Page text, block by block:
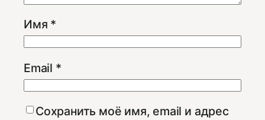
Имя *
Email *
Сохранить моё имя, email и адрес